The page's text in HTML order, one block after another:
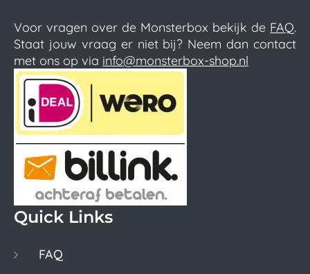
Voor vragen over de Monsterbox bekijk de FAQ.
Staat jouw vraag er niet bij? Neem dan contact
met ons op via info@monsterbox-shop.nl
Quick Links
FAQ